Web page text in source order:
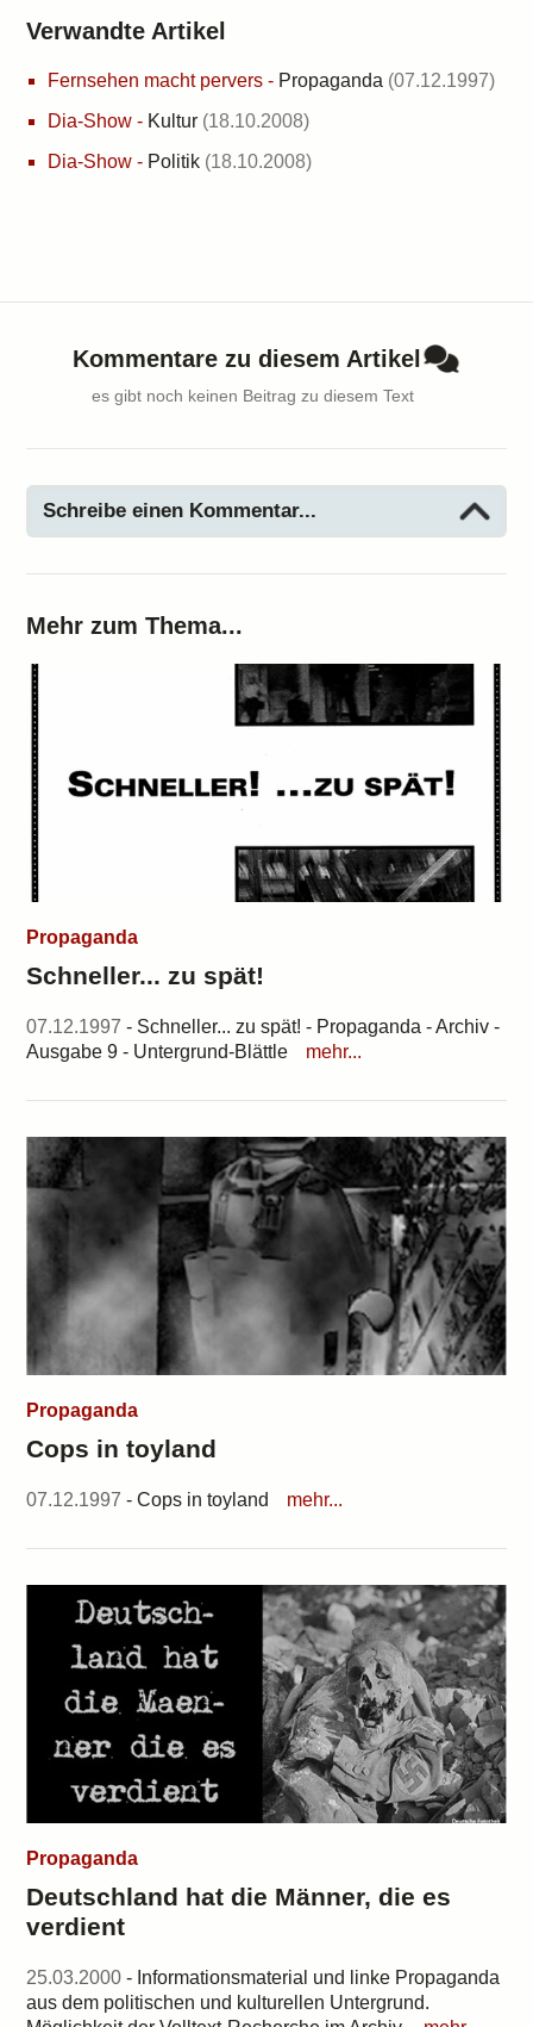
Verwandte Artikel
Fernsehen macht pervers - Propaganda (07.12.1997)
Dia-Show - Kultur (18.10.2008)
Dia-Show - Politik (18.10.2008)
Kommentare zu diesem Artikel
es gibt noch keinen Beitrag zu diesem Text
Schreibe einen Kommentar...
Mehr zum Thema...
Propaganda
Schneller... zu spät!
07.12.1997 - Schneller... zu spät! - Propaganda - Archiv -
Ausgabe 9 - Untergrund-Blättle
mehr...
Propaganda
Cops in toyland
07.12.1997 - Cops in toyland mehr...
Propaganda
Deutschland hat die Männer, die es
verdient
25.03.2000 - Informationsmaterial und linke Propaganda
aus dem politischen und kulturellen Untergrund.